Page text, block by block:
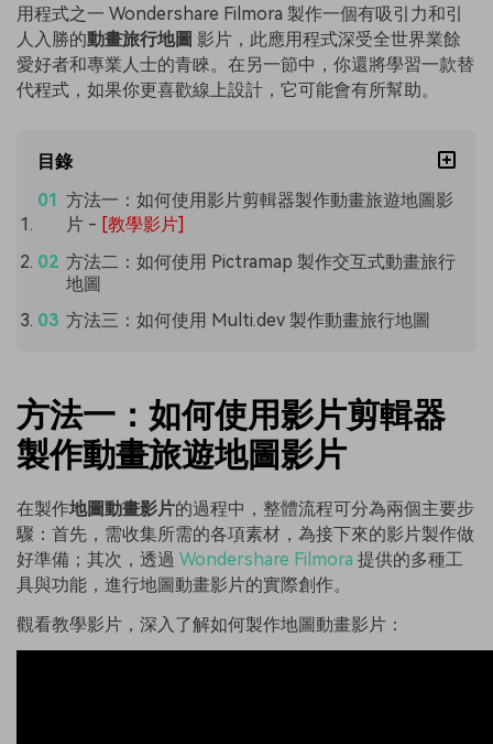
用程式之一 Wondershare Filmora 製作一個有吸引力和引
人入勝的動畫旅行地圖 影片，此應用程式深受全世界業餘
愛好者和專業人士的青睞。在另一節中，你還將學習一款替
代程式，如果你更喜歡線上設計，它可能會有所幫助。
目錄
方法一：如何使用影片剪輯器製作動畫旅遊地圖影
片- [教學影片]
方法二：如何使用 Pictramap 製作交互式動畫旅行
地圖
方法三：如何使用 Multi.dev 製作動畫旅行地圖
方法一：如何使用影片剪輯器
製作動畫旅遊地圖影片
在製作地圖動畫影片的過程中，整體流程可分為兩個主要步
驟：首先，需收集所需的各項素材，為接下來的影片製作做
好準備；其次，透過 Wondershare Filmora 提供的多種工
具與功能，進行地圖動畫影片的實際創作。
觀看教學影片，深入了解如何製作地圖動畫影片：